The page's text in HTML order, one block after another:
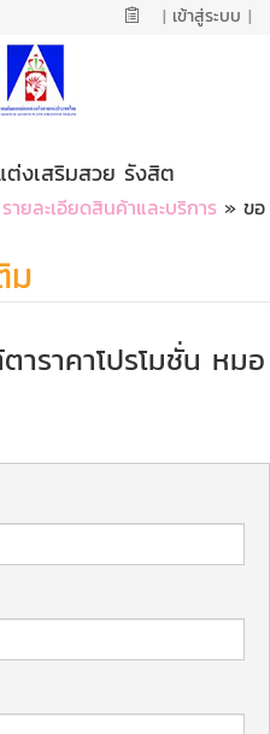
| เข้าสู่ระบบ |
งเสริมสวย รังสิต
รายละเอียดสินค้าและบริการ » ขอ
ม
าราคาโปรโมชั่น หมอ